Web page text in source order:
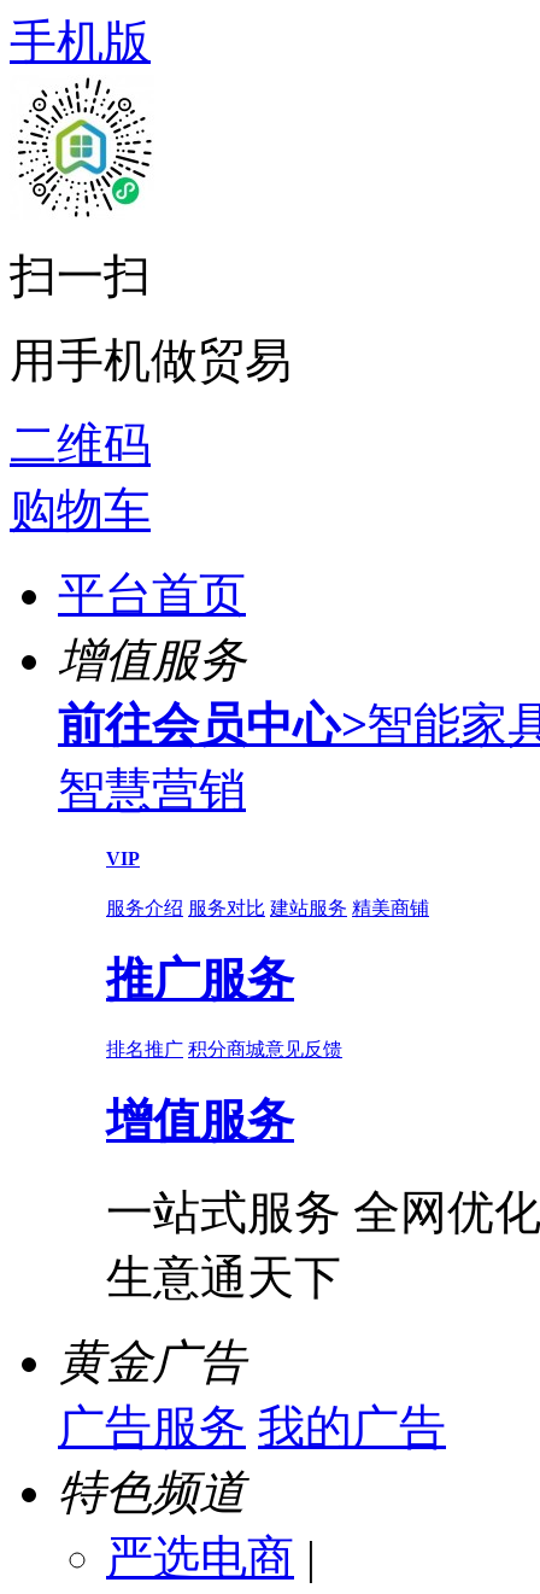
手机版
扫一扫
用手机做贸易
二维码
购物车
平台首页
增值服务
前往会员中心>智能家
智慧营销
VIP
服务介绍 服务对比 建站服务 精美商铺
推广服务
排名推广 积分商城意见反馈
增值服务
一站式服务 全网优
生意通天下
黄金广告
广告服务 我的广告
特色频道
严选电商 |